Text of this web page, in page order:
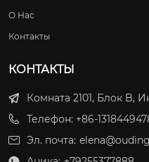
О Нас
Контакты
КОНТАКТЫ
Комната 2101, Блок B,
Телефон: +86-
Эл. почта: